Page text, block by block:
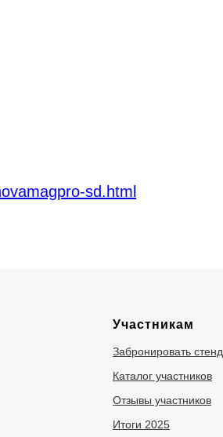
sd.html
Участникам
Забронировать стенд
Каталог участников
Отзывы участников
Итоги 2025